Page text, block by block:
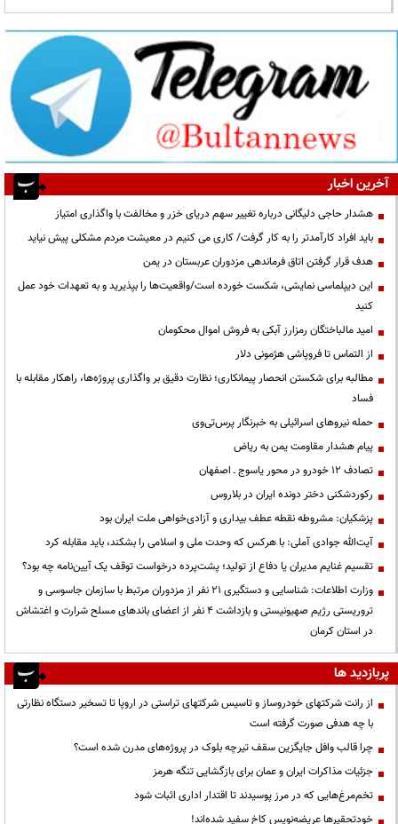
آخرین اخبار
هشدار حاجی دلیگانی درباره تغییر سهم دریای خزر و مخالفت با واگذاری امتیاز
باید افراد کارآمدتر را به کار گرفت/ کاری می کنیم در معیشت مردم مشکلی پیش نیاید
هدف قرار گرفتن اتاق‌ فرماندهی مزدوران عربستان در یمن
این دیپلماسی نمایشی، شکست خورده است/واقعیت‌ها را بپذیرید و به تعهدات خود عمل
کنید
امید مالباختگان رمزارز آبکی به فروش اموال محکومان
از التماس تا فروپاشی هژمونی دلار
مطالبه برای شکستن انحصار پیمانکاری؛ نظارت دقیق بر واگذاری پروژه‌ها، راهکار مقابله با
فساد
حمله نیروهای اسرائیلی به خبرنگار پرس‌تی‌وی
پیام هشدار مقاومت یمن به ریاض
تصادف ۱۲ خودرو در محور یاسوج ـ اصفهان
رکوردشکنی دختر دونده ایران در بلاروس
پزشکیان: مشروطه نقطه عطف بیداری و آزادی‌خواهی ملت ایران بود
آیت‌الله جوادی آملی: با هرکس که وحدت ملی و اسلامی را بشکند، باید مقابله کرد
تقسیم غنایم مدیران یا دفاع از تولید؛ پشت‌پرده درخواست توقف یک آیین‌نامه چه بود؟
وزارت اطلاعات: شناسایی و دستگیری ۲۱ نفر از مزدوران مرتبط با سازمان جاسوسی و
تروریستی رژیم صهیونیستی و بازداشت ۴ نفر از اعضای باندهای مسلح شرارت و اغتشاش
در استان کرمان
پربازدید ها
از رانت‌ شرکتهای خودروساز و تاسیس شرکتهای تراستی در اروپا تا تسخیر دستگاه نظارتی
با چه هدفی صورت گرفته است
چرا قالب وافل جایگزین سقف تیرچه بلوک در پروژه‌های مدرن شده است؟
جزئیات مذاکرات ایران و عمان برای بازگشایی تنگه هرمز
تخم‌مرغ‌هایی که در مرز پوسیدند تا اقتدار اداری اثبات شود
خودتحقیرها عریضه‌نویس کاخ سفید شده‌اند!